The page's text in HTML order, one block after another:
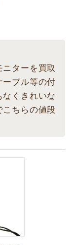
ターを買取
ーブル等の付
なくきれいな
こちらの値段